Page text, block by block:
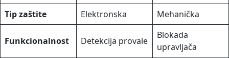
Tip zaštite
Elektronska Mehanička
Funkcionalnost Detekcija provale
Blokada
upravljača